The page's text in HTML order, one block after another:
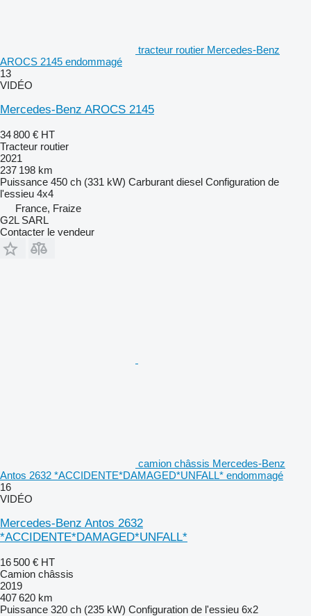
tracteur routier Mercedes-Benz
AROCS 2145 endommagé
13
VIDÉO
Mercedes-Benz AROCS 2145
34 800 € HT
Tracteur routier
2021
237 198 km
Puissance 450 ch (331 kW) Carburant diesel Configuration de
l'essieu 4x4
France, Fraize
G2L SARL
Contacter le vendeur
camion châssis Mercedes-Benz
Antos 2632 *ACCIDENTE*DAMAGED*UNFALL* endommagé
16
VIDÉO
Mercedes-Benz Antos 2632
*ACCIDENTE*DAMAGED*UNFALL*
16 500 € HT
Camion châssis
2019
407 620 km
Puissance 320 ch (235 kW) Configuration de l'essieu 6x2